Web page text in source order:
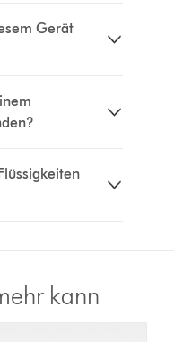
Gerät
kann